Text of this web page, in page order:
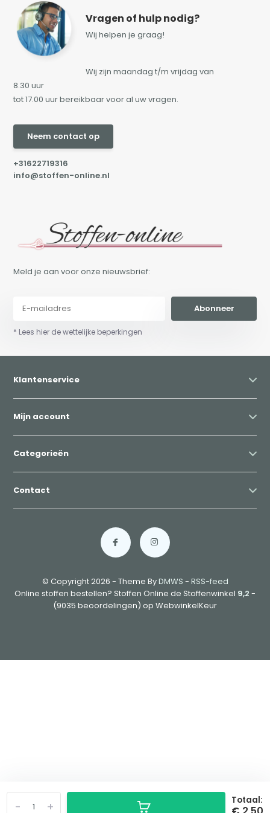
+
- Totaal:
Vragen of hulp nodig?
Wij helpen je graag!
Wij zijn maandag t/m vrijdag van
8.30 uur
tot 17.00 uur bereikbaar voor al uw vragen.
Neem contact op
+31622719316
info@stoffen-online.nl
Meld je aan voor onze nieuwsbrief:
Abonneer
* Lees hier de wettelijke beperkingen
Klantenservice
Mijn account
Categorieën
Contact
© Copyright 2026 - Theme ByDMWS - RSS-feed
Online stoffen bestellen? Stoffen Online de Stoffenwinkel 9,2 -
(9035 beoordelingen) op WebwinkelKeur